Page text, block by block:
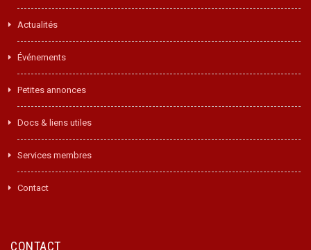
Actualités
Événements
Petites annonces
Docs & liens utiles
Services membres
Contact
CONTACT